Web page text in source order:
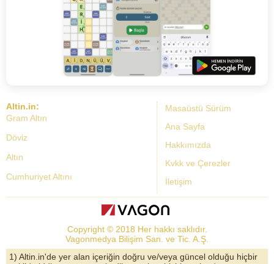
Masaüstü Sürüm
Ana Sayfa
Hakkımızda
Kvkk ve Çerezler
İletişim
Altin.in:
Gram Altın
Döviz
Altın
Cumhuriyet Altını
Dolar Kuru
Altın Yorumları
Copyright © 2018 Her hakkı saklıdır.
Vagonmedya Bilişim San. ve Tic. A.Ş.
1) Altin.in'de yer alan içeriğin doğru ve/veya güncel olduğu hiçbir